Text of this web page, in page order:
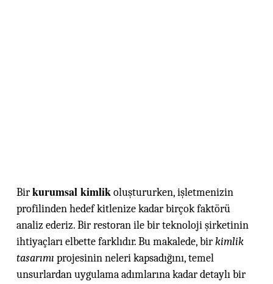
Birkurumsal kimlikoluştururken, işletmenizin
profilinden hedef kitlenize kadar birçok faktörü
analiz ederiz. Bir restoran ile bir teknoloji şirketinin
ihtiyaçları elbette farklıdır. Bu makalede, birkimlik
tasarımı projesinin neleri kapsadığını, temel
unsurlardan uygulama adımlarına kadar detaylı bir